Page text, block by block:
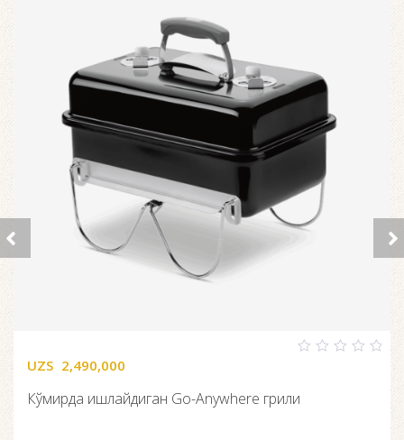
5
UZS 2,490,000
Кўмирда ишлайдиган Go-Anywhere грили